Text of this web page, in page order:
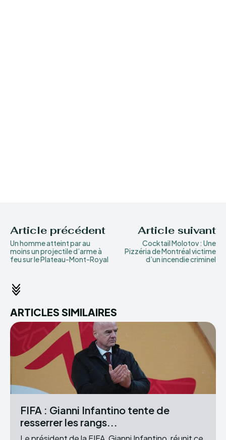
Article précédent
Un homme atteint par au
moins un projectile d’arme à
feu sur le Plateau-Mont-Royal
Article suivant
Cocktail Molotov : Une
Pizzéria de Montréal victime
d’un incendie criminel
ARTICLES SIMILAIRES
FIFA : Gianni Infantino tente de
resserrer les rangs...